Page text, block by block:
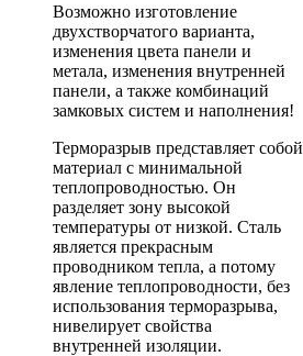
Возможно изготовление
двухстворчатого варианта,
изменения цвета панели и
метала, изменения внутренней
панели, а также комбинаций
замковых систем и наполнения!
Терморазрыв представляет собой
материал с минимальной
теплопроводностью. Он
разделяет зону высокой
температуры от низкой. Сталь
является прекрасным
проводником тепла, а потому
явление теплопроводности, без
использования терморазрыва,
нивелирует свойства
внутренней изоляции.